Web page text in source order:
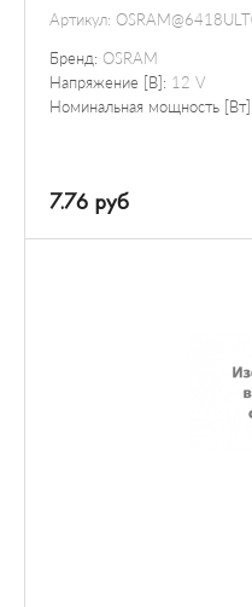
Артикул:
Бренд: OSRAM
Напряжение [В]: 12 V
Номинальная мощность [Вт]:
7.76 руб